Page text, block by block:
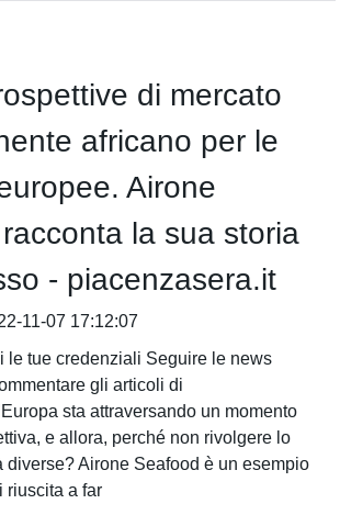
di mercato
africano per le
Airone
la sua storia
- piacenzasera.it
11-07 17:12:07
le tue credenziali Seguire le news
gli articoli di
sta attraversando un momento
e allora, perché non rivolgere lo
diverse? Airone Seafood è un esempio
riuscita a far